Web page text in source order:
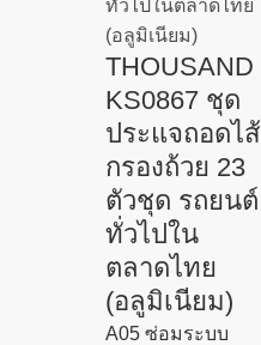
THOUSAND
KS0867 ชุด
ประแจถอดไส้
กรองถ้วย 23
ตัวชุด รถยนต์
ทั่วไปใน
ตลาดไทย
(อลูมิเนียม)
A05 ซ่อมระบบ